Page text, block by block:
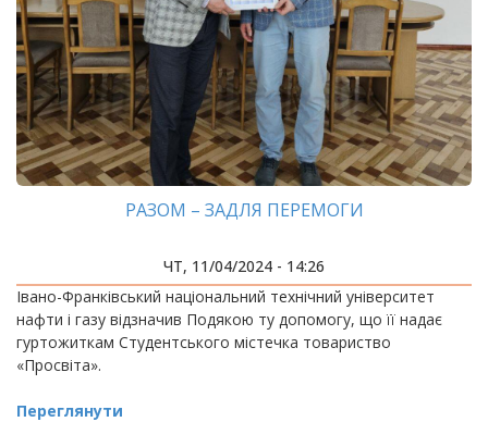
РАЗОМ – ЗАДЛЯ ПЕРЕМОГИ
ЧТ, 11/04/2024 - 14:26
Івано-Франківський національний технічний університет
нафти і газу відзначив Подякою ту допомогу, що її надає
гуртожиткам Студентського містечка товариство
«Просвіта».
Переглянути